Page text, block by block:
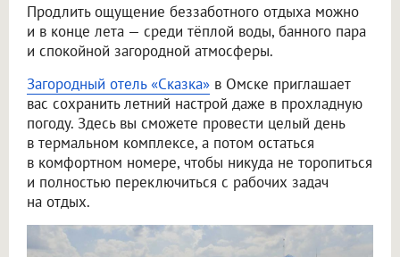
Продлить ощущение беззаботного отдыха можно
и в конце лета — среди тёплой воды, банного пара
и спокойной загородной атмосферы.
Загородный отель «Сказка» в Омске приглашает
вас сохранить летний настрой даже в прохладную
погоду. Здесь вы сможете провести целый день
в термальном комплексе, а потом остаться
в комфортном номере, чтобы никуда не торопиться
и полностью переключиться с рабочих задач
на отдых.